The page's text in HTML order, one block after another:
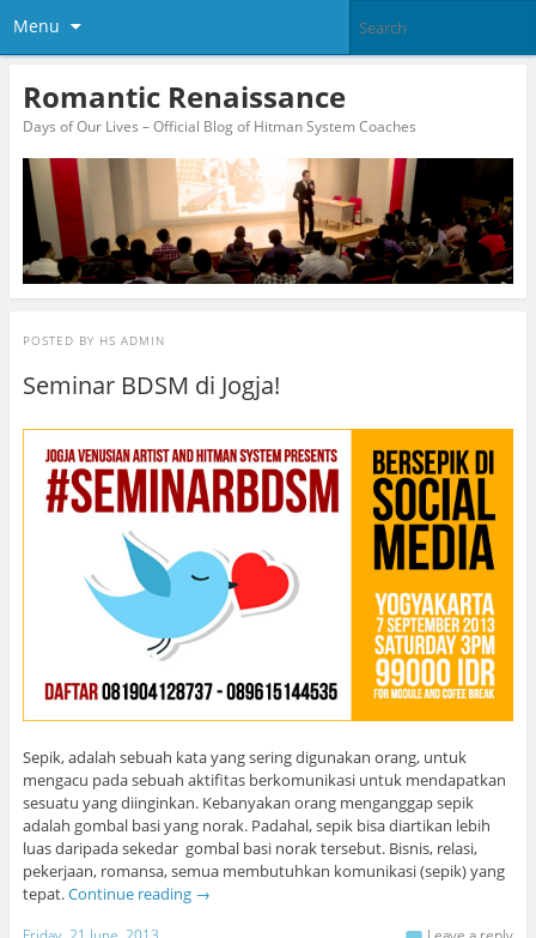
Menu
Romantic Renaissance
Days of Our Lives – Official Blog of Hitman System Coaches
POSTED BY HS ADMIN
Seminar BDSM di Jogja!
Sepik, adalah sebuah kata yang sering digunakan orang, untuk
mengacu pada sebuah aktifitas berkomunikasi untuk mendapatkan
sesuatu yang diinginkan. Kebanyakan orang menganggap sepik
adalah gombal basi yang norak. Padahal, sepik bisa diartikan lebih
luas daripada sekedar gombal basi norak tersebut. Bisnis, relasi,
pekerjaan, romansa, semua membutuhkan komunikasi (sepik) yang
tepat.Continue reading →